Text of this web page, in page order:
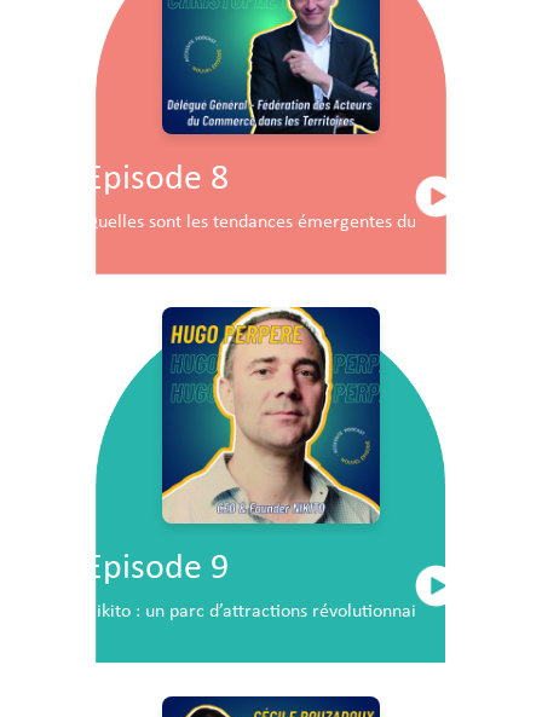
Episode 8
Quelles sont les tendances émergentes du commerce en
Episode 9
Nikito : un parc d’attractions révolutionnaire en plein